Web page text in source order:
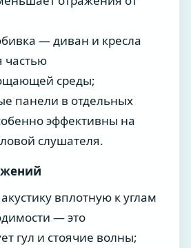
— диван и кресла
частью
среды;
панели в отдельных
эффективны на
слушателя.
вплотную к углам
— это
гул и стоячие волны;